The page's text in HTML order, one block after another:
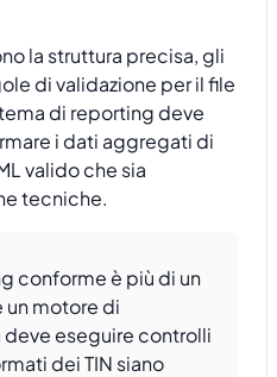
la struttura precisa, gli
di validazione per il file
di reporting deve
i dati aggregati di
valido che sia
tecniche.
conforme è più di un
motore di
deve eseguire controlli
dei TIN siano